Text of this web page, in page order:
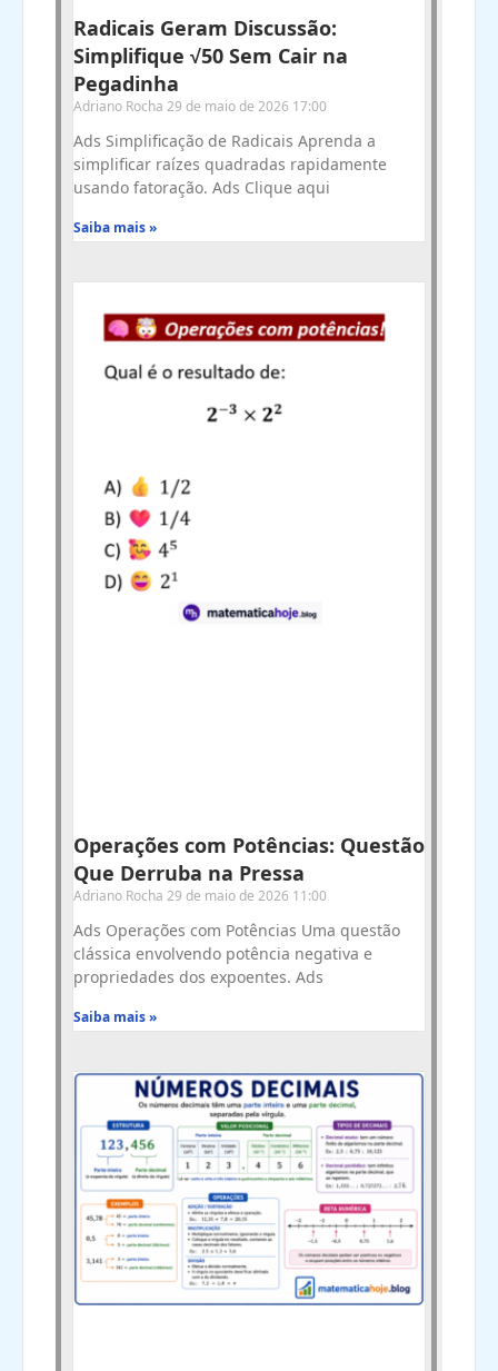
Radicais Geram Discussão:
Simplifique √50 Sem Cair na
Pegadinha
Adriano Rocha 29 de maio de 2026 17:00
Ads Simplificação de Radicais Aprenda a
simplificar raízes quadradas rapidamente
usando fatoração. Ads Clique aqui
Saiba mais »
Operações com Potências: Questão
Que Derruba na Pressa
Adriano Rocha 29 de maio de 2026 11:00
Ads Operações com Potências Uma questão
clássica envolvendo potência negativa e
propriedades dos expoentes. Ads
Saiba mais »